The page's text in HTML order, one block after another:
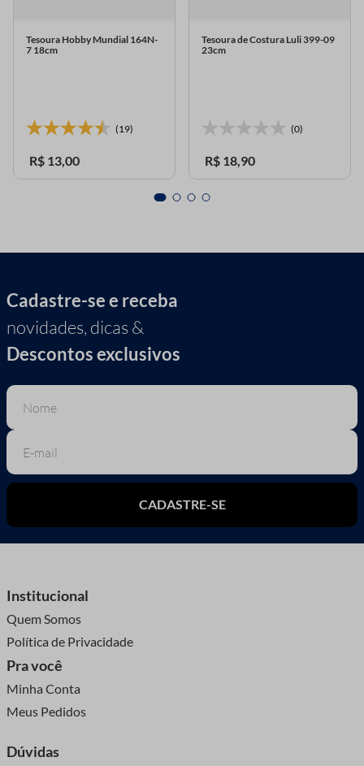
Tesoura Hobby Mundial 164N-
7 18cm
(19)
R$ 13,00
Tesoura de Costura Luli 399-09
23cm
(0)
R$ 18,90
Cadastre-se e receba
novidades, dicas &
Descontos exclusivos
CADASTRE-SE
Institucional
Quem Somos
Política de Privacidade
Pra você
Minha Conta
Meus Pedidos
Dúvidas